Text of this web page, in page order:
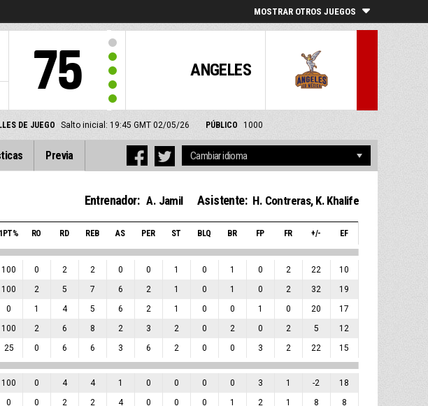
MOSTRAR OTROS JUEGOS
ANGELES
75
DE JUEGO Salto inicial: 19:45 GMT 02/05/26 PÚBLICO 1000
Previa
Entrenador: A. Jamil Asistente: H. Contreras, K. Khalife
1PT% RO RD REB AS PER ST BLQ BR FP FR +/- EF
100 0 2 2 0 0 1 0 1 0 2 22 10
100 2 5 7 6 2 1 0 1 0 2 32 19
0 1 4 5 6 2 1 0 0 1 0 20 17
100 2 6 8 2 3 2 0 2 0 2 5 12
25 0 6 6 3 6 2 0 0 3 2 22 15
100 0 4 4 1 0 0 0 0 3 1 -2 18
0 0 2 2 4 0 0 0 1 2 1 8 8